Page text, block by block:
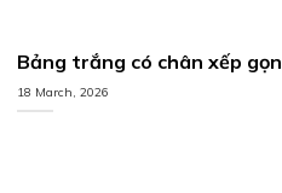
Bảng trắng có chân xếp gọn
18 March, 2026